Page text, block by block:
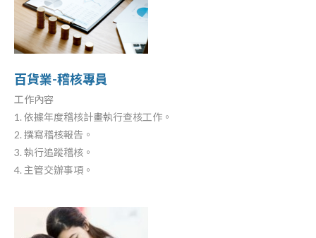
百貨業-稽核專員
工作內容
1. 依據年度稽核計畫執行查核工作。
2. 撰寫稽核報告。
3. 執行追蹤稽核。
4. 主管交辦事項。